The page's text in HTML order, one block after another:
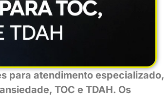
para atendimento especializado,
TOC e TDAH. Os